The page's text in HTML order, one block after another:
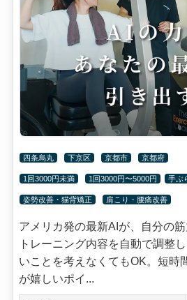
四条烏丸 下京区 京都市 京都府
1回3000円未満 1回3000円〜5000円 手ぶ
姿勢改善・猫背矯正 肩こり・腰痛改善
アメリカ発の最新AIが、自分の
トレーニング内容を自動で調整
いことを考えなくてもOK。短時
が嬉しいポイ...